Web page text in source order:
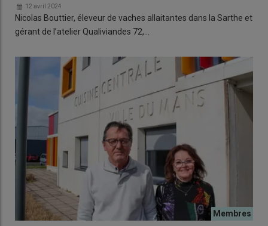
12 avril 2024
Nicolas Bouttier, éleveur de vaches allaitantes dans la Sarthe et
gérant de l’atelier Qualiviandes 72,…